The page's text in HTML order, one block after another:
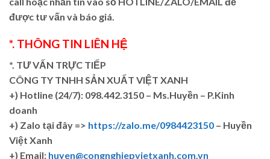
được tư vấn và báo giá.
*. THÔNG TIN LIÊN HỆ
*. TƯ VẤN TRỰC TIẾP
CÔNG TY TNHH SẢN XUẤT VIỆT XANH
+) Hotline (24/7): 098.442.3150 – Ms.Huyền – P.Kinh
doanh
+) Zalo tại đây => https://zalo.me/0984423150 – Huyền
Việt Xanh
+) Email: huyen@congnghiepvietxanh.com.vn